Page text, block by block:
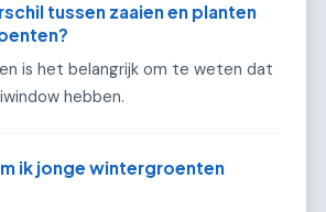
tussen zaaien en planten
is het belangrijk om te weten dat
hebben.
ik jonge wintergroenten